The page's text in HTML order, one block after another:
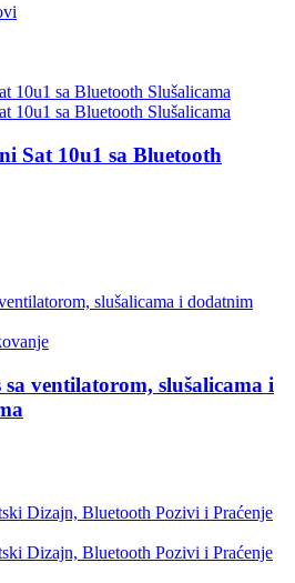
Sat 10u1 sa Bluetooth
ventilatorom, slušalicama i